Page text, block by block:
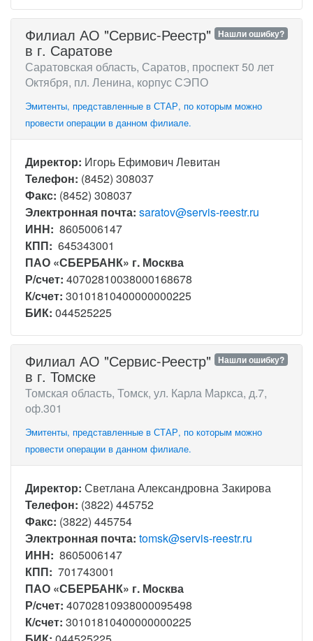
Нашли ошибку?
Филиал АО "Сервис-Рееcтр"
в г. Саратове
Саратовская область, Саратов, проспект 50 лет
Октября, пл. Ленина, корпус СЭПО
Эмитенты, представленные в СТАР, по которым можно
провести операции в данном филиале.
Директор: Игорь Ефимович Левитан
Телефон: (8452) 308037
Факс: (8452) 308037
Электронная почта: saratov@servis-reestr.ru
ИНН: 8605006147
КПП: 645343001
ПАО «СБЕРБАНК» г. Москва
Р/счет: 40702810038000168678
К/счет: 30101810400000000225
БИК: 044525225
Нашли ошибку?
Филиал АО "Сервис-Реестр"
в г. Томске
Томская область, Томск, ул. Карла Маркса, д.7,
оф.301
Эмитенты, представленные в СТАР, по которым можно
провести операции в данном филиале.
Директор: Светлана Александровна Закирова
Телефон: (3822) 445752
Факс: (3822) 445754
Электронная почта: tomsk@servis-reestr.ru
ИНН: 8605006147
КПП: 701743001
ПАО «СБЕРБАНК» г. Москва
Р/счет: 40702810938000095498
К/счет: 30101810400000000225